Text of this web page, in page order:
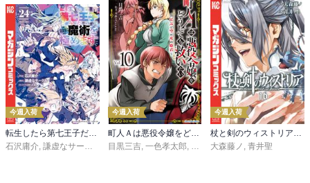
今週入荷
転生したら第七王子だったので、気ままに魔術を極めます（２４）
石沢庸介, 謙虚なサークル メル。
今週入荷
町人Ａは悪役令嬢をどうしても救いたい ～どぶと空と氷の姫君～１０【電子書店共通特典イラスト付】
目黒三吉, 一色孝太郎, Parum
今週入荷
杖と剣のウィストリア（１６）
大森藤ノ , 青井聖